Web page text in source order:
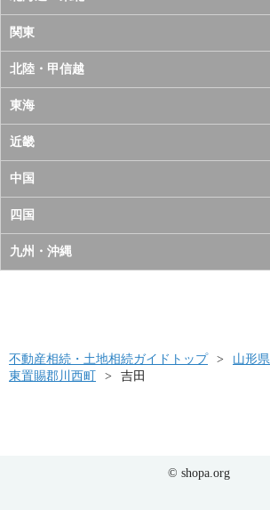
北海道
青森県
岩手県
宮城県
秋田県
山形県
福島県
関東
東京都
神奈川県
千葉県
埼玉県
茨城県
栃木県
北陸・甲信越
山梨県
長野県
新潟県
富山県
石川県
東海
愛知県
岐阜県
三重県
静岡県
近畿
大阪府
京都府
兵庫県
和歌山県
中国
鳥取県
島根県
山口県
四国
徳島県
高知県
九州・沖縄
長崎県
不動産相続・土地相続ガイドトップ
山形県
東置賜郡川西町
吉田
© shopa.org